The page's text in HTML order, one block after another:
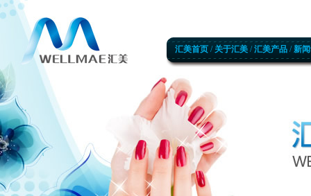
汇美首页 / 关于汇美 /汇美产品 /新